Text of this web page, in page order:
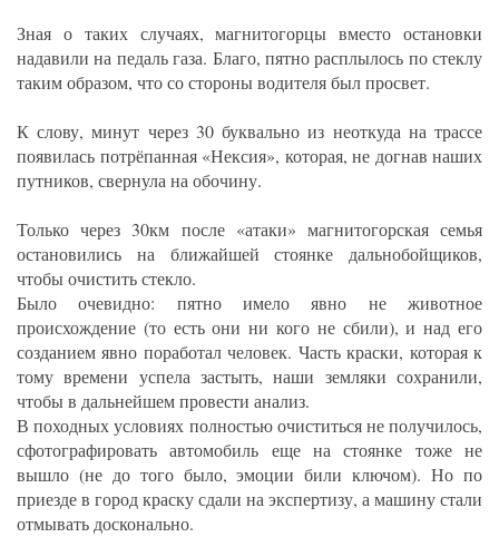
Зная о таких случаях, магнитогорцы вместо остановки
надавили на педаль газа. Благо, пятно расплылось по стеклу
таким образом, что со стороны водителя был просвет.
К слову, минут через 30 буквально из неоткуда на трассе
появилась потрёпанная «Нексия», которая, не догнав наших
путников, свернула на обочину.
Только через 30км после «атаки» магнитогорская семья
остановились на ближайшей стоянке дальнобойщиков,
чтобы очистить стекло.
Было очевидно: пятно имело явно не животное
происхождение (то есть они ни кого не сбили), и над его
созданием явно поработал человек. Часть краски, которая к
тому времени успела застыть, наши земляки сохранили,
чтобы в дальнейшем провести анализ.
В походных условиях полностью очиститься не получилось,
сфотографировать автомобиль еще на стоянке тоже не
вышло (не до того было, эмоции били ключом). Но по
приезде в город краску сдали на экспертизу, а машину стали
отмывать досконально.